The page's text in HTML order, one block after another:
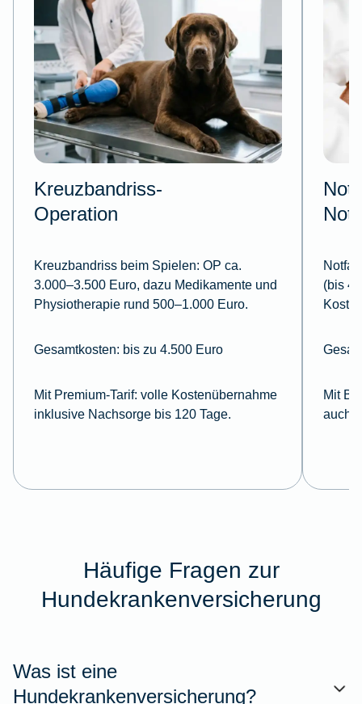
Kreuzbandriss-
Operation
Kreuzbandriss beim Spielen: OP ca.
3.000–3.500 Euro, dazu Medikamente und
Physiotherapie rund 500–1.000 Euro.
Gesamtkosten: bis zu 4.500 Euro
Mit Premium-Tarif: volle Kostenübernahme
inklusive Nachsorge bis 120 Tage.
(bis
Mit
auch
Häufige Fragen zur
Hundekrankenversicherung
Was ist eine
Hundekrankenversicherung?